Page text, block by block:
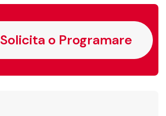
Solicita o Programare